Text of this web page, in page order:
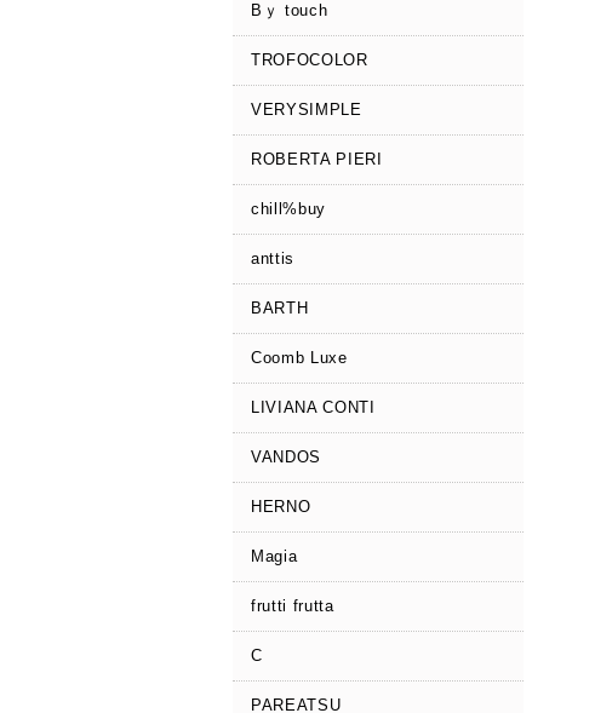
Bｙ touch
TROFOCOLOR
VERYSIMPLE
ROBERTA PIERI
chill%buy
anttis
BARTH
Coomb Luxe
LIVIANA CONTI
VANDOS
HERNO
Magia
frutti frutta
C
PAREATSU